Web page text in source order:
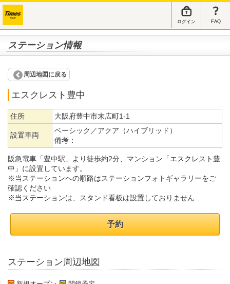
ログイン FAQ
ステーション情報
周辺地図に戻る
エスクレスト豊中
住所 大阪府豊中市末広町1-1
設置車両
ベーシック／アクア（ハイブリッド）
備考：
阪急電車「豊中駅」より徒歩約2分、マンション「エスクレスト豊
中」に設置しています。
※当ステーションへの順路はステーションフォトギャラリーをご
確認ください
※当ステーションは、スタンド看板は設置しておりません
予約
ステーション周辺地図